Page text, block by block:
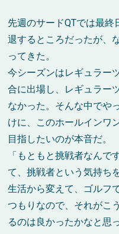
先週のサードQTでは最終
退するところだったが、
ってきた。
今シーズンはレギュラー
合に出場し、レギュラー
なかった。そんな中でや
けに、このホールインワ
目指したいのが本音だ。
「もともと挑戦者なんで
て、挑戦者という気持ち
生活から変えて、ゴルフ
つもりなので、それがこ
るのは良かったかなと思